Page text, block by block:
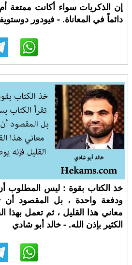
إن الذكريات سواء أكانت ممتعة
دائماً في المعاناة. - فيودور
خذ الكتاب بقوة : ليس المطلوب
ودفعة واحدة ، بل المقصود أن
معاني هذا القليل ، ثم تعمل بهذا
الكثير بإذن الله. - خالد أبو شادي